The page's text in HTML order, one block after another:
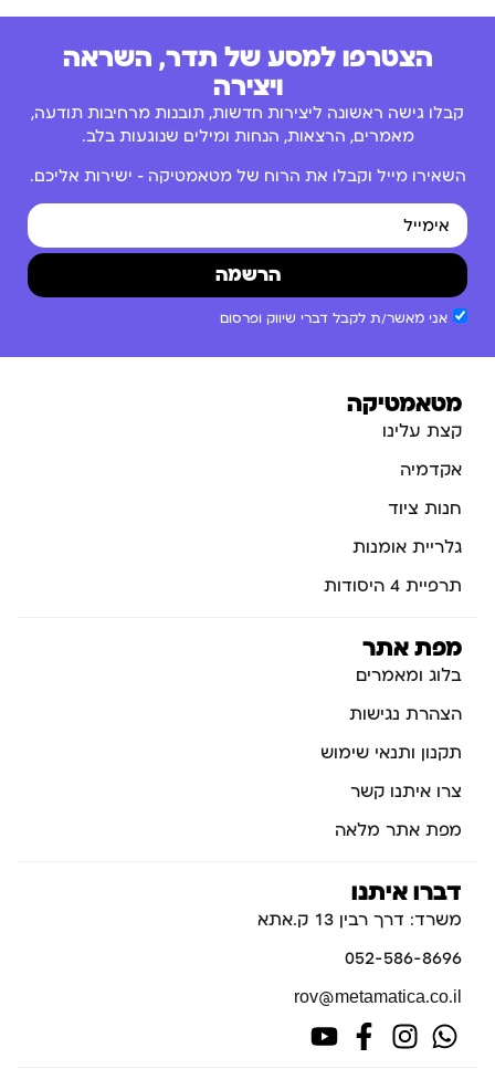
הצטרפו למסע של תדר, השראה
ויצירה
קבלו גישה ראשונה ליצירות חדשות, תובנות מרחיבות תודעה,
מאמרים, הרצאות, הנחות ומילים שנוגעות בלב.
השאירו מייל וקבלו את הרוח של מטאמטיקה – ישירות אליכם.
אני מאשר/ת לקבל דברי שיווק ופרסום
הרשמה
מטאמטיקה
קצת עלינו
אקדמיה
חנות ציוד
גלריית אומנות
תרפיית 4 היסודות
מפת אתר
בלוג ומאמרים
הצהרת נגישות
תקנון ותנאי שימוש
צרו איתנו קשר
מפת אתר מלאה
דברו איתנו
משרד: דרך רבין 13 ק.אתא
052-586-8696
rov@metamatica.co.il